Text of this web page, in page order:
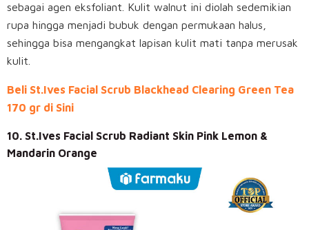
sebagai agen eksfoliant. Kulit walnut ini diolah sedemikian
rupa hingga menjadi bubuk dengan permukaan halus,
sehingga bisa mengangkat lapisan kulit mati tanpa merusak
kulit.
Beli St.Ives Facial Scrub Blackhead Clearing Green Tea
170 gr di Sini
10. St.Ives Facial Scrub Radiant Skin Pink Lemon &
Mandarin Orange